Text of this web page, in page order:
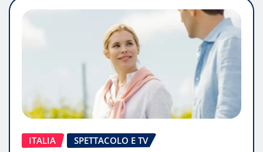
ITALIA SPETTACOLO E TV